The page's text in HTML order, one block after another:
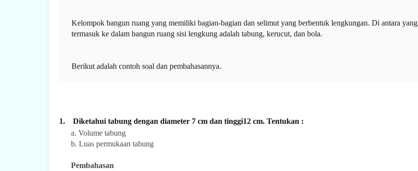
Kelompok bangun ruang yang memiliki bagian-bagian dan selimut yang berbentuk lengkungan. Di antara yang
termasuk ke dalam bangun ruang sisi lengkung adalah tabung, kerucut, dan bola.
Berikut adalah contoh soal dan pembahasannya.
1.
Diketahui tabung dengan diameter 7 cm dan tinggi12 cm. Tentukan :
a. Volume tabung
b. Luas permukaan tabung
Pembahasan